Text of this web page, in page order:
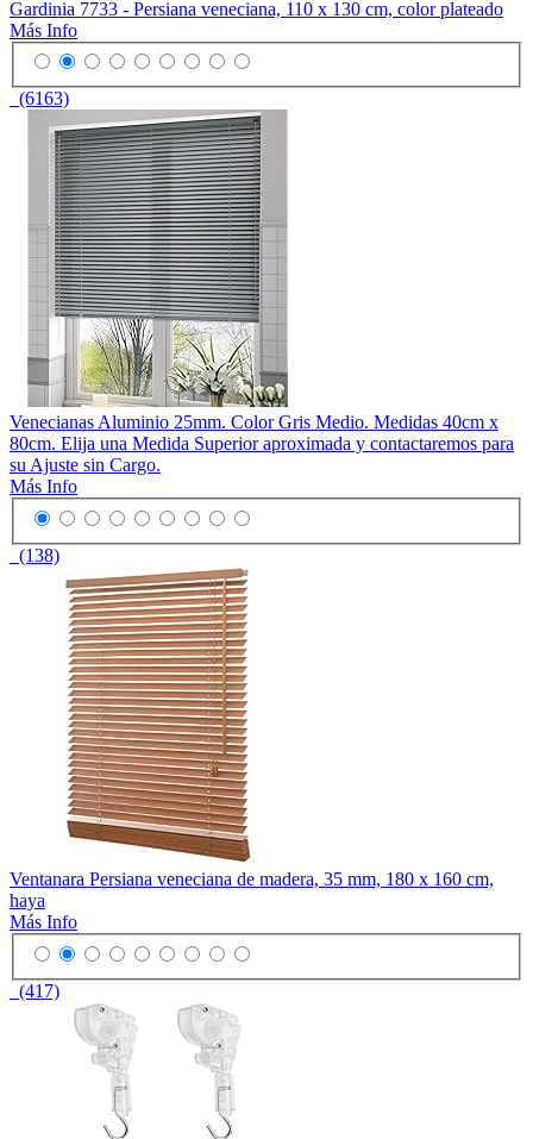
Gardinia 7733 - Persiana veneciana, 110 x 130 cm, color plateado
Más Info
(6163)
Venecianas Aluminio 25mm. Color Gris Medio. Medidas 40cm x
80cm. Elija una Medida Superior aproximada y contactaremos para
su Ajuste sin Cargo.
Más Info
(138)
Ventanara Persiana veneciana de madera, 35 mm, 180 x 160 cm,
haya
Más Info
(417)